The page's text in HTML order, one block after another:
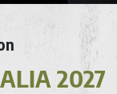
2027